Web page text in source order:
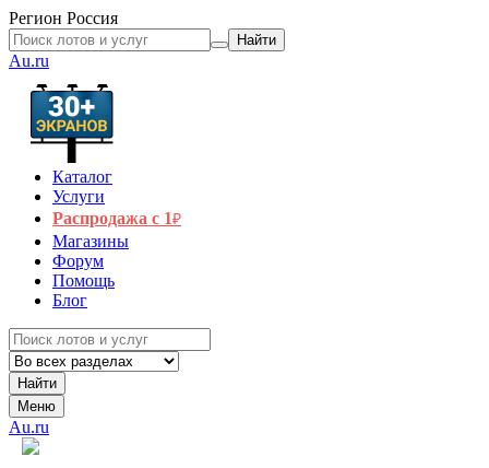
Регион Россия
Найти
Au.ru
Каталог
Услуги
Распродажа с 1₽
Магазины
Форум
Помощь
Блог
Найти
Меню
Au.ru